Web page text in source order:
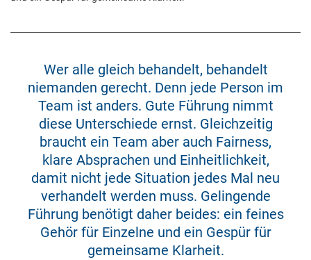
Wer alle gleich behandelt, behandelt
niemanden gerecht. Denn jede Person im
Team ist anders. Gute Führung nimmt
diese Unterschiede ernst. Gleichzeitig
braucht ein Team aber auch Fairness,
klare Absprachen und Einheitlichkeit,
damit nicht jede Situation jedes Mal neu
verhandelt werden muss. Gelingende
Führung benötigt daher beides: ein feines
Gehör für Einzelne und ein Gespür für
gemeinsame Klarheit.